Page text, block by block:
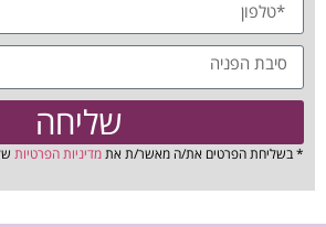
שליחה
* בשליחת הפרטים את/ה מאשר/ת אתמדיניות הפרטיות